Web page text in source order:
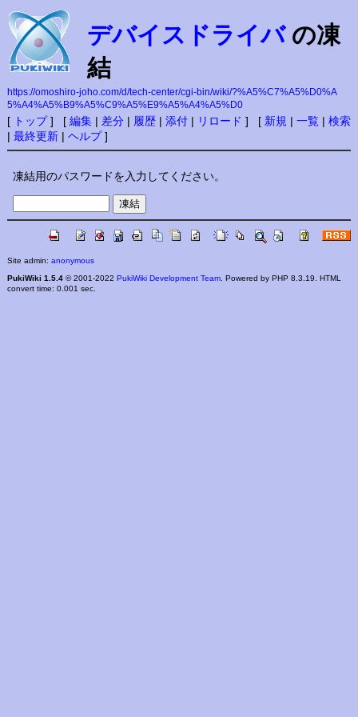
デバイスドライバの凍
結
https://omoshiro-joho.com/d/tech-center/cgi-bin/wiki/?%A5%C7%A5%D0%A
5%A4%A5%B9%A5%C9%A5%E9%A5%A4%A5%D0
[ トップ] [ 編集| 差分| 履歴| 添付| リロード ] [ 新規 | 一覧| 検索
| 最終更新| ヘルプ]
凍結用のパスワードを入力してください。
Site admin: anonymous
PukiWiki 1.5.4© 2001-2022 PukiWiki Development Team. Powered by PHP 8.3.19. HTML
convert time: 0.001 sec.